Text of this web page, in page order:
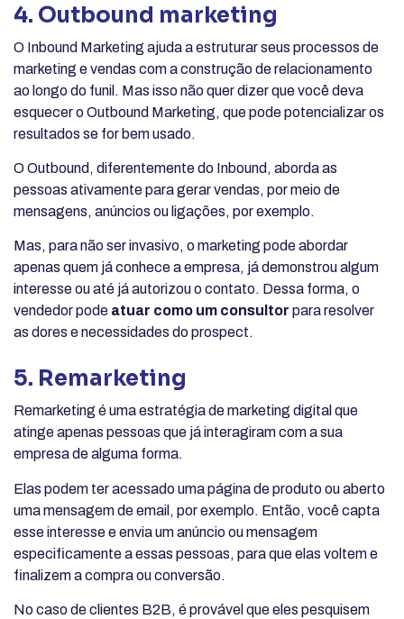
4. Outbound marketing
O Inbound Marketing ajuda a estruturar seus processos de
marketing e vendas com a construção de relacionamento
ao longo do funil. Mas isso não quer dizer que você deva
esquecer o Outbound Marketing, que pode potencializar os
resultados se for bem usado.
O Outbound, diferentemente do Inbound, aborda as
pessoas ativamente para gerar vendas, por meio de
mensagens, anúncios ou ligações, por exemplo.
Mas, para não ser invasivo, o marketing pode abordar
apenas quem já conhece a empresa, já demonstrou algum
interesse ou até já autorizou o contato. Dessa forma, o
vendedor pode atuar como um consultor para resolver
as dores e necessidades do prospect.
5. Remarketing
Remarketing é uma estratégia de marketing digital que
atinge apenas pessoas que já interagiram com a sua
empresa de alguma forma.
Elas podem ter acessado uma página de produto ou aberto
uma mensagem de email, por exemplo. Então, você capta
esse interesse e envia um anúncio ou mensagem
especificamente a essas pessoas, para que elas voltem e
finalizem a compra ou conversão.
No caso de clientes B2B, é provável que eles pesquisem